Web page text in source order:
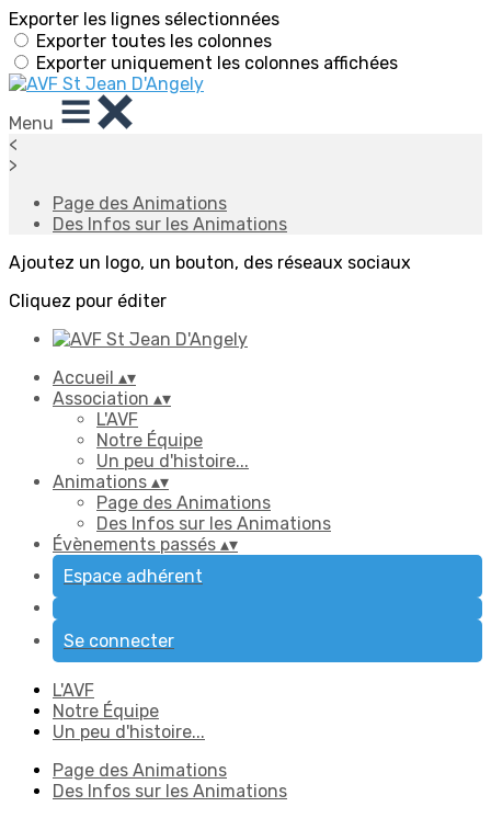
Exporter les lignes sélectionnées
Exporter toutes les colonnes
Exporter uniquement les colonnes affichées
Menu
<
>
Page des Animations
Des Infos sur les Animations
Ajoutez un logo, un bouton, des réseaux sociaux
Cliquez pour éditer
Accueil ▴▾
Association ▴▾
L'AVF
Notre Équipe
Un peu d'histoire...
Animations ▴▾
Page des Animations
Des Infos sur les Animations
Évènements passés ▴▾
Espace adhérent
Se connecter
L'AVF
Notre Équipe
Un peu d'histoire...
Page des Animations
Des Infos sur les Animations